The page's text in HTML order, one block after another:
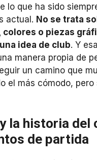
lo que ha sido
actual. No se trata
colores o piezas
idea de club. Y
manera propia de
un camino que
el más cómodo, pero
la historia del
de partida